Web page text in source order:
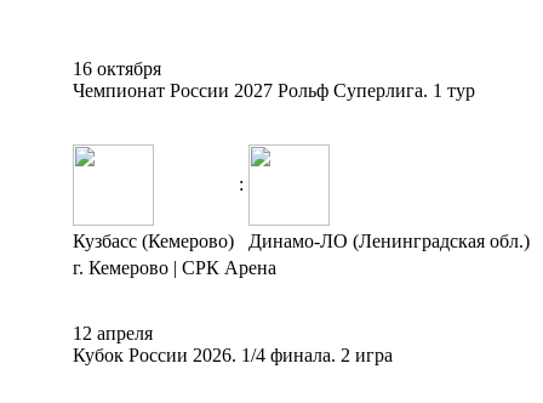
16 октября
Чемпионат России 2027 Рольф Суперлига. 1 тур
:
Кузбасс (Кемерово)
Динамо-ЛО (Ленинградская обл.)
г. Кемерово | СРК Арена
12 апреля
Кубок России 2026. 1/4 финала. 2 игра